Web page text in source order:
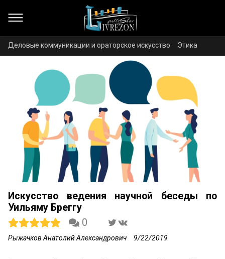
Деловые коммуникации и ораторское искусство Этика
Искусство ведения научной беседы по
Уильяму Бреггу
0
Рыжачков Анатолий Александрович 9/22/2019